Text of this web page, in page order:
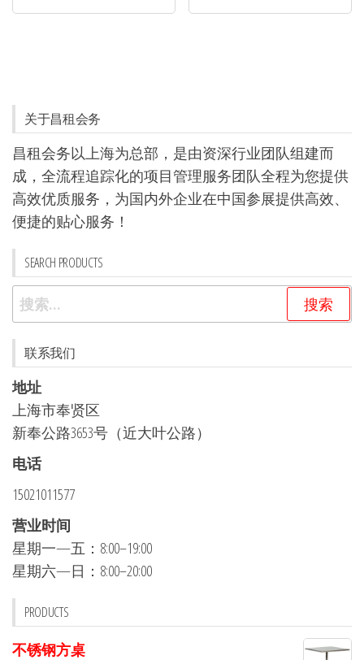
关于昌租会务
昌租会务以上海为总部，是由资深行业团队组建而
成，全流程追踪化的项目管理服务团队全程为您提供
高效优质服务，为国内外企业在中国参展提供高效、
便捷的贴心服务！
SEARCH PRODUCTS
搜
索：
联系我们
地址
上海市奉贤区
新奉公路3653号（近大叶公路）
电话
15021011577
营业时间
星期一—五：8:00–19:00
星期六—日：8:00–20:00
PRODUCTS
不锈钢方桌